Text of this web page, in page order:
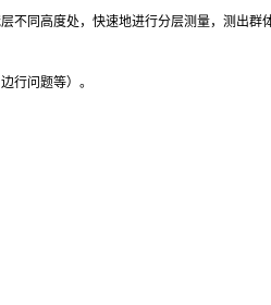
同高度处，快速地进行分层测量，测出群
行问题等）。